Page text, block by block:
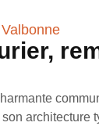
architecture